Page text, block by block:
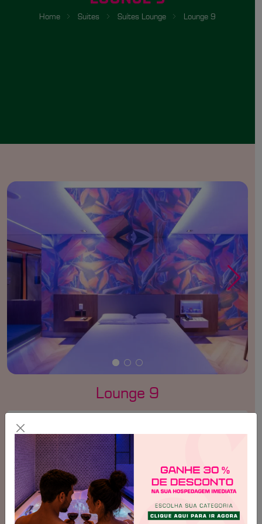
Home Suites Suítes Lounge Lounge 9
Lounge 9
Valores válidos paraSábado, 08/08
Tempo Valor
Até 2 horas
R$ 165,00